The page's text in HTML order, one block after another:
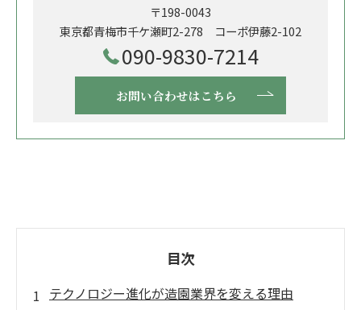
〒198-0043
東京都青梅市千ケ瀬町2-278 コーポ伊藤2-102
090-9830-7214
お問い合わせはこちら
目次
テクノロジー進化が造園業界を変える理由